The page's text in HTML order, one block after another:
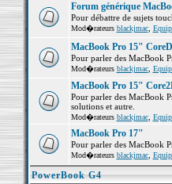
Forum générique
Pour débattre de sujets
Mod�rateurs blackjmac,
MacBook Pro 15"
Pour parler des MacBook
Mod�rateurs blackjmac,
MacBook Pro 15"
Pour parler des MacBook
solutions et autre.
Mod�rateurs blackjmac,
MacBook Pro 17"
Pour parler des MacBook
Mod�rateurs blackjmac,
PowerBook G4